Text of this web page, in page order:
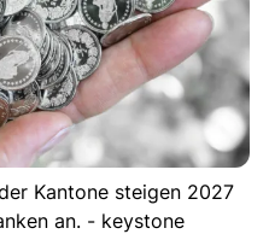
Kantone steigen 2027
an. - keystone